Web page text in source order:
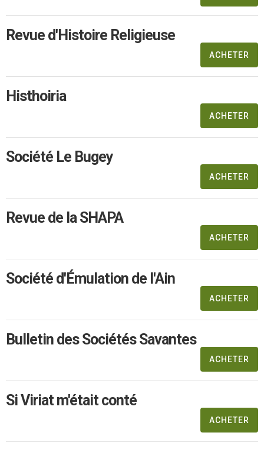
Revue d'Histoire Religieuse
ACHETER
Histhoiria
ACHETER
Société Le Bugey
ACHETER
Revue de la SHAPA
ACHETER
Société d'Émulation de l'Ain
ACHETER
Bulletin des Sociétés Savantes
ACHETER
Si Viriat m'était conté
ACHETER